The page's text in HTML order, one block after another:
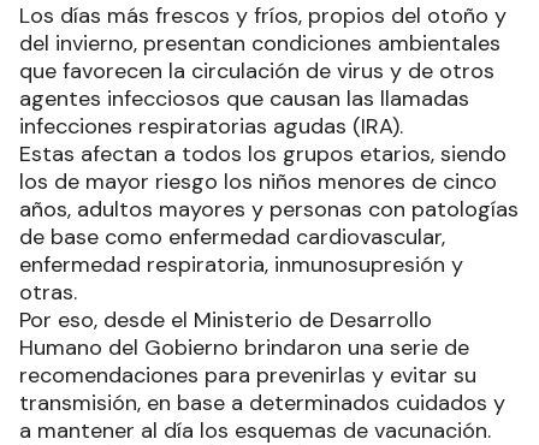
Los días más frescos y fríos, propios del otoño y
del invierno, presentan condiciones ambientales
que favorecen la circulación de virus y de otros
agentes infecciosos que causan las llamadas
infecciones respiratorias agudas (IRA).
Estas afectan a todos los grupos etarios, siendo
los de mayor riesgo los niños menores de cinco
años, adultos mayores y personas con patologías
de base como enfermedad cardiovascular,
enfermedad respiratoria, inmunosupresión y
otras.
Por eso, desde el Ministerio de Desarrollo
Humano del Gobierno brindaron una serie de
recomendaciones para prevenirlas y evitar su
transmisión, en base a determinados cuidados y
a mantener al día los esquemas de vacunación.